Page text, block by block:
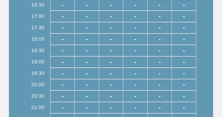
16:30 - - - - - -
17:00 - - - - - -
17:30 - - - - - -
18:00 - - - - - -
18:30 - - - - - -
19:00 - - - - - -
19:30 - - - - - -
20:00 - - - - - -
20:30 - - - - - -
21:00 - - - - - -